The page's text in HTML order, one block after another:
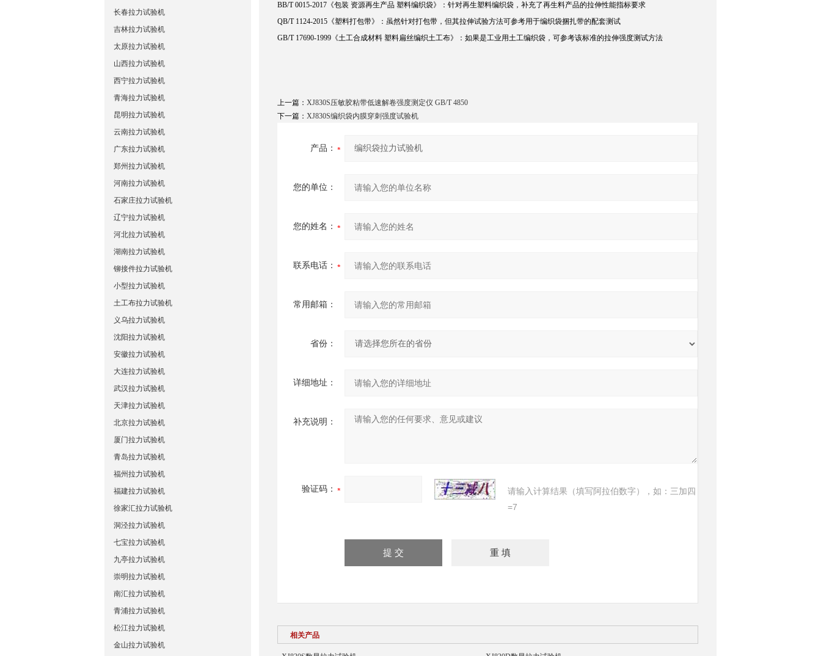
‌BB/T 0015-2017《包装 资源再生产品 塑料编织袋》‌：针对再生塑料编织袋，补充了再生料产品的拉伸性能指标要求
‌QB/T 1124-2015《塑料打包带》‌：虽然针对打包带，但其拉伸试验方法可参考用于编织袋捆扎带的配套测试
‌GB/T 17690-1999《土工合成材料 塑料扁丝编织土工布》‌：如果是工业用土工编织袋，可参考该标准的拉伸强度测试方法
上一篇： XJ830S压敏胶粘带低速解卷强度测定仪 GB/T 4850
下一篇： XJ830S‌编织袋内膜穿刺强度试验机
产品：
您的单位：
您的姓名：
联系电话：
常用邮箱：
省份：
详细地址：
补充说明：
验证码：
请输入计算结果（填写阿拉伯数字），如：三加四
=7
相关产品
长春拉力试验机
吉林拉力试验机
太原拉力试验机
山西拉力试验机
西宁拉力试验机
青海拉力试验机
昆明拉力试验机
云南拉力试验机
广东拉力试验机
郑州拉力试验机
河南拉力试验机
石家庄拉力试验机
辽宁拉力试验机
河北拉力试验机
湖南拉力试验机
铆接件拉力试验机
小型拉力试验机
土工布拉力试验机
义乌拉力试验机
沈阳拉力试验机
安徽拉力试验机
大连拉力试验机
武汉拉力试验机
天津拉力试验机
北京拉力试验机
厦门拉力试验机
青岛拉力试验机
福州拉力试验机
福建拉力试验机
徐家汇拉力试验机
洞泾拉力试验机
七宝拉力试验机
九亭拉力试验机
崇明拉力试验机
南汇拉力试验机
青浦拉力试验机
松江拉力试验机
金山拉力试验机